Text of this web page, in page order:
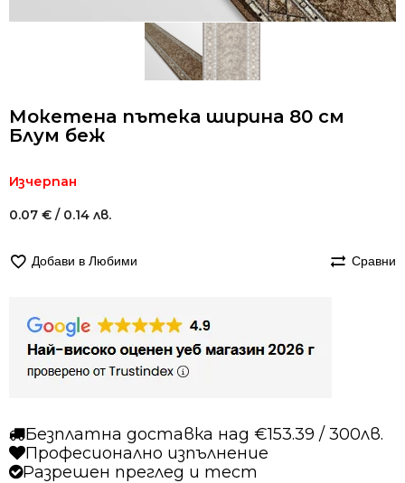
Мокетена пътека ширина 80 см
Блум беж
Изчерпан
0.07 € / 0.14 лв.
Добави в Любими Сравни
Безплатна доставка над €153.39 / 300лв.
Професионално изпълнение
Разрешен преглед и тест